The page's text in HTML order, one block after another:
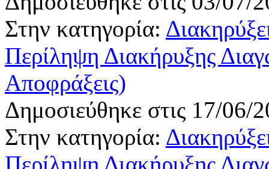
Στην κατηγορία:
Περίληψη Διακήρυξης
Αποφράξεις)
Δημοσιεύθηκε στις 17/06/
Στην κατηγορία:
Περίληψη Διακήρυξης